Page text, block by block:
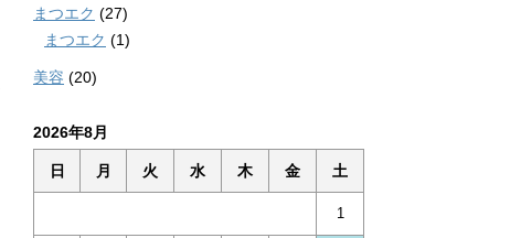
まつエク (27)
まつエク (1)
美容 (20)
2026年8月
日 月 火 水 木 金 土
1